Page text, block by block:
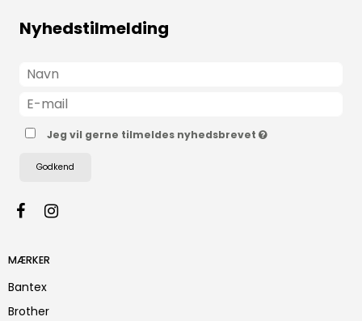
Nyhedstilmelding
Jeg vil gerne tilmeldes nyhedsbrevet
Godkend
MÆRKER
Bantex
Brother